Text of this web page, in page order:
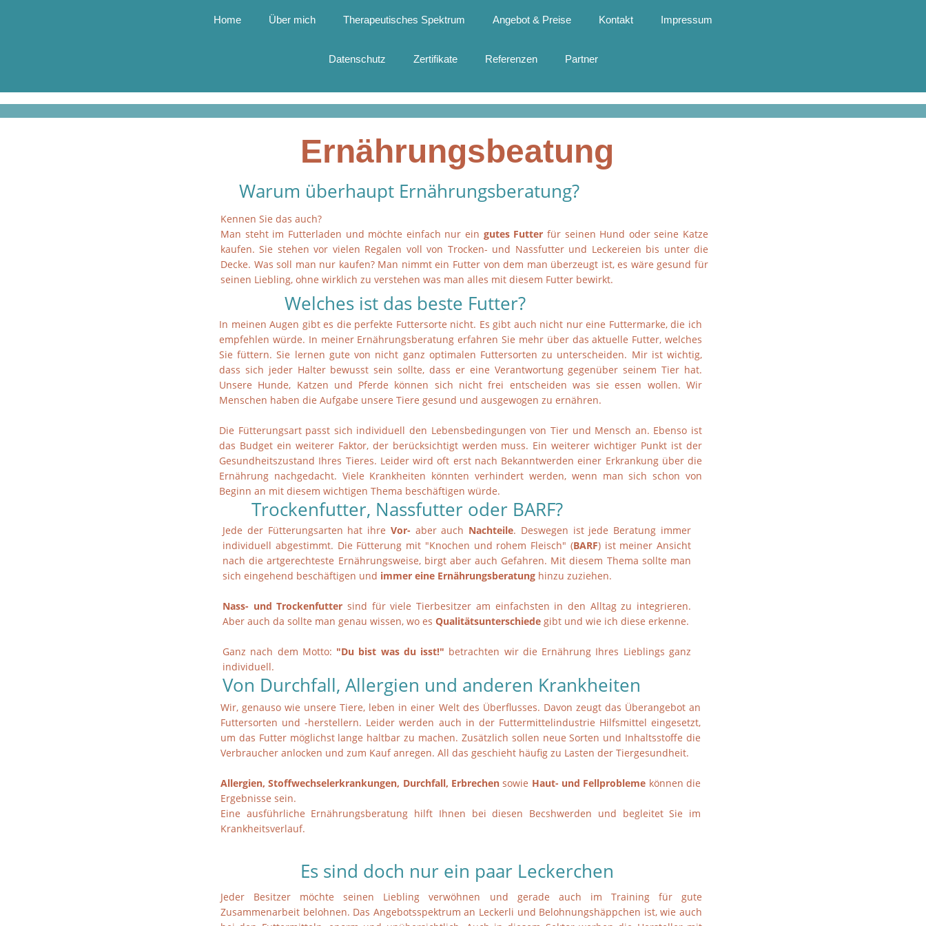
Home Über mich Therapeutisches Spektrum Angebot & Preise Kontakt Impressum
Datenschutz Zertifikate Referenzen Partner
Ernährungsbeatung
Warum überhaupt Ernährungsberatung?
Kennen Sie das auch?
Man steht im Futterladen und möchte einfach nur ein gutes Futter für seinen Hund oder seine Katze
kaufen. Sie stehen vor vielen Regalen voll von Trocken- und Nassfutter und Leckereien bis unter die
Decke. Was soll man nur kaufen? Man nimmt ein Futter von dem man überzeugt ist, es wäre gesund für
seinen Liebling, ohne wirklich zu verstehen was man alles mit diesem Futter bewirkt.
Welches ist das beste Futter?
In meinen Augen gibt es die perfekte Futtersorte nicht. Es gibt auch nicht nur eine Futtermarke, die ich
empfehlen würde. In meiner Ernährungsberatung erfahren Sie mehr über das aktuelle Futter, welches
Sie füttern. Sie lernen gute von nicht ganz optimalen Futtersorten zu unterscheiden. Mir ist wichtig,
dass sich jeder Halter bewusst sein sollte, dass er eine Verantwortung gegenüber seinem Tier hat.
Unsere Hunde, Katzen und Pferde können sich nicht frei entscheiden was sie essen wollen. Wir
Menschen haben die Aufgabe unsere Tiere gesund und ausgewogen zu ernähren.
Die Fütterungsart passt sich individuell den Lebensbedingungen von Tier und Mensch an. Ebenso ist
das Budget ein weiterer Faktor, der berücksichtigt werden muss. Ein weiterer wichtiger Punkt ist der
Gesundheitszustand Ihres Tieres. Leider wird oft erst nach Bekanntwerden einer Erkrankung über die
Ernährung nachgedacht. Viele Krankheiten könnten verhindert werden, wenn man sich schon von
Beginn an mit diesem wichtigen Thema beschäftigen würde.
Trockenfutter, Nassfutter oder BARF?
Jede der Fütterungsarten hat ihre Vor- aber auch Nachteile. Deswegen ist jede Beratung immer
individuell abgestimmt. Die Fütterung mit "Knochen und rohem Fleisch" (BARF) ist meiner Ansicht
nach die artgerechteste Ernährungsweise, birgt aber auch Gefahren. Mit diesem Thema sollte man
sich eingehend beschäftigen und immer eine Ernährungsberatung hinzu zuziehen.
Nass- und Trockenfutter sind für viele Tierbesitzer am einfachsten in den Alltag zu integrieren.
Aber auch da sollte man genau wissen, wo es Qualitätsunterschiede gibt und wie ich diese erkenne.
Ganz nach dem Motto: "Du bist was du isst!" betrachten wir die Ernährung Ihres Lieblings ganz
individuell.
Von Durchfall, Allergien und anderen Krankheiten
Wir, genauso wie unsere Tiere, leben in einer Welt des Überflusses. Davon zeugt das Überangebot an
Futtersorten und -herstellern. Leider werden auch in der Futtermittelindustrie Hilfsmittel eingesetzt,
um das Futter möglichst lange haltbar zu machen. Zusätzlich sollen neue Sorten und Inhaltsstoffe die
Verbraucher anlocken und zum Kauf anregen. All das geschieht häufig zu Lasten der Tiergesundheit.
Allergien, Stoffwechselerkrankungen, Durchfall, Erbrechen sowie Haut- und Fellprobleme können die
Ergebnisse sein.
Eine ausführliche Ernährungsberatung hilft Ihnen bei diesen Becshwerden und begleitet Sie im
Krankheitsverlauf.
Es sind doch nur ein paar Leckerchen
Jeder Besitzer möchte seinen Liebling verwöhnen und gerade auch im Training für gute
Zusammenarbeit belohnen. Das Angebotsspektrum an Leckerli und Belohnungshäppchen ist, wie auch